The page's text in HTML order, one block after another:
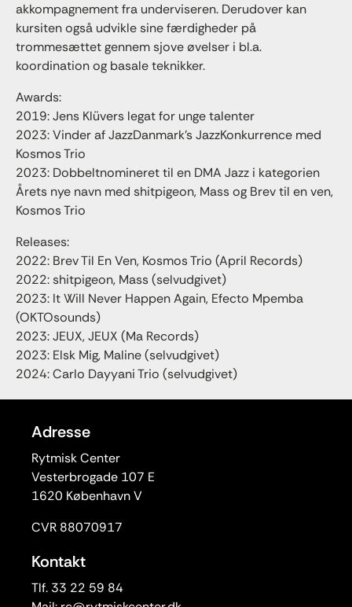
akkompagnement fra underviseren. Derudover kan
kursiten også udvikle sine færdigheder på
trommesættet gennem sjove øvelser i bl.a.
koordination og basale teknikker.
Awards:
2019: Jens Klüvers legat for unge talenter
2023: Vinder af JazzDanmark’s JazzKonkurrence med
Kosmos Trio
2023: Dobbeltnomineret til en DMA Jazz i kategorien
Årets nye navn med shitpigeon, Mass og Brev til en ven,
Kosmos Trio
Releases:
2022: Brev Til En Ven, Kosmos Trio (April Records)
2022: shitpigeon, Mass (selvudgivet)
2023: It Will Never Happen Again, Efecto Mpemba
(OKTOsounds)
2023: JEUX, JEUX (Ma Records)
2023: Elsk Mig, Maline (selvudgivet)
2024: Carlo Dayyani Trio (selvudgivet)
Adresse
Rytmisk Center
Vesterbrogade 107 E
1620 København V
CVR 88070917
Kontakt
Tlf. 33 22 59 84